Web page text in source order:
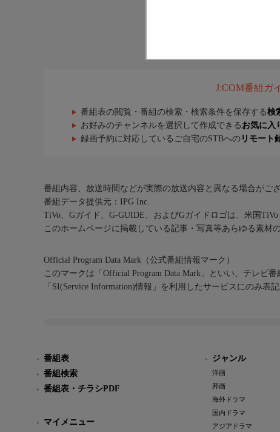
J:COM番組ガ
番組表の閲覧・番組の検索・検索条件を保存する検
お好みのチャンネルを選択して作成できる お気に入
録画予約に対応しているご自宅のSTBへの リモート
番組内容、放送時間などが実際の放送内容と異なる場合がござ
番組データ提供元：IPG Inc.
TiVo、Gガイド、G-GUIDE、およびGガイドロゴは、米国
このホームページに掲載している記事・写真等あらゆる素材
Official Program Data Mark（公式番組情報マーク）
このマークは「Official Program Data Mark」といい、テレビ
「SI(Service Information)情報」を利用したサービスにのみ表
番組表
番組検索
番組表・チラシPDF
マイメニュー
ジャンル
洋画
邦画
海外ドラマ
国内ドラマ
アジアドラマ